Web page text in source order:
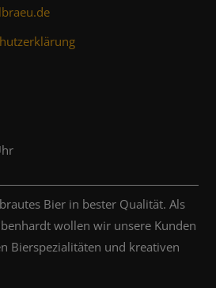
Bier in bester Qualität. Als
wollen wir unsere Kunden
Bierspezialitäten und kreativen